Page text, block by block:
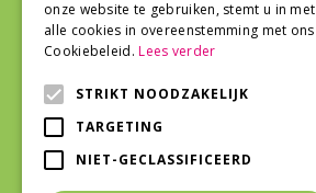
Over ons
Snel naar
onze website te gebruiken, stemt u in met
alle cookies in overeenstemming met ons
Cookiebeleid.Lees verder
STRIKT NOODZAKELIJK
TARGETING
NIET-GECLASSIFICEERD